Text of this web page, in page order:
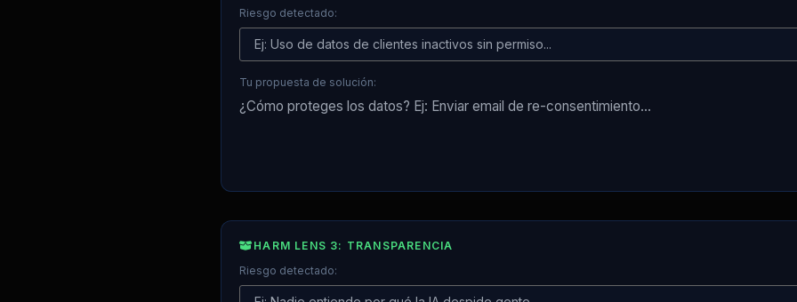
Riesgo detectado:
Tu propuesta de solución:
HARM LENS 3: TRANSPARENCIA
Riesgo detectado: